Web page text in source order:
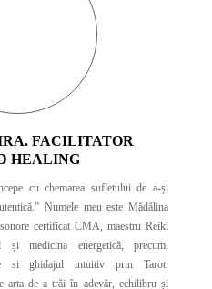
FACILITATOR
HEALING
cu chemarea sufletului de a-și
este Mădălina
certificat CMA, maestru Reiki
și medicina energetică, precum,
si ghidajul intuitiv prin Tarot.
arta de a trăi în adevăr, echilibru și